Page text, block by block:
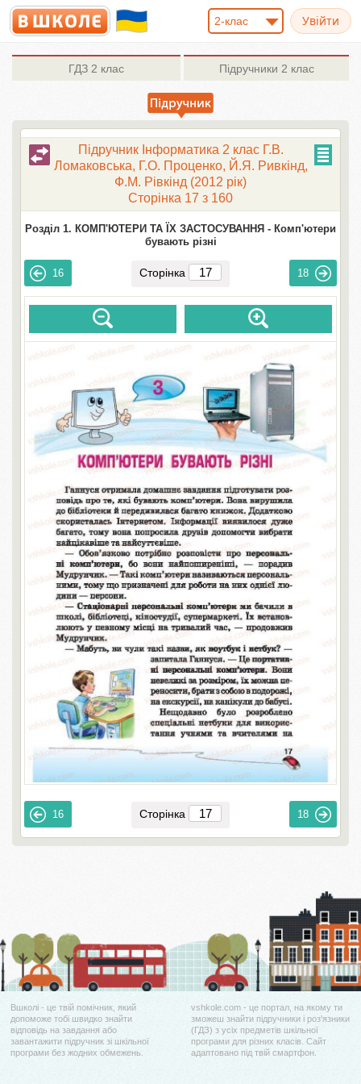
2-клас
ГДЗ 2 клас Підручники 2 клас
Підручник Інформатика 2 клас Г.В.
Ломаковська, Г.О. Проценко, Й.Я. Ривкінд,
Ф.М. Рівкінд (2012 рік)
Сторінка 17 з 160
Розділ 1. КОМП'ЮТЕРИ ТА ЇХ ЗАСТОСУВАННЯ - Комп'ютери
бувають різні
16 Сторінка 18
16 Сторінка 18
Вшколі - це твій помічник, який
допоможе тобі швидко знайти
відповідь на завдання або
завантажити підручник зі шкільної
програми без жодних обмежень.
vshkole.com - це портал, на якому ти
зможеш знайти підручники і роз'язники
(ГДЗ) з усіх предметів шкільної
програми для різних класів. Сайт
адаптовано під твій смартфон.